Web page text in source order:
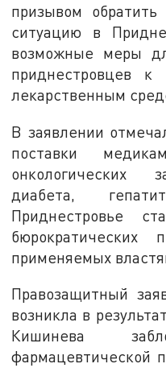
призывом
ситуацию в
возможные меры
приднестровцев к
лекарственным
В заявлении
поставки
онкологических
диабета,
Приднестровье
бюрократических
применяемых
Правозащитный
возникла в
Кишинева
фармацевтической